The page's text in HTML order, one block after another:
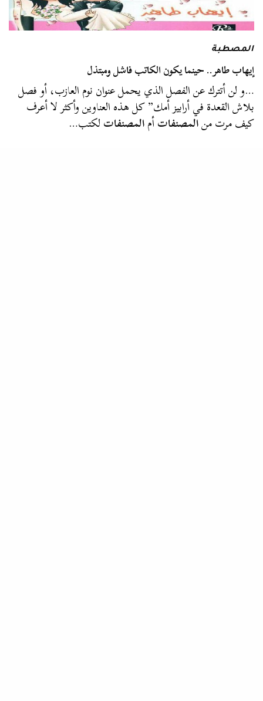
المصطبة
إيهاب طاهر.. حينما يكون الكاتب فاشل ومبتذل
…و لن أتترك عن الفصل الذي يحمل عنوان نوم العازب، أو فصل
بلاش القعدة في أرابيز أمك” كل هذه العناوين وأكثر لا أعرف
كيف مرت منالمصنفاتأمالمصنفاتلكتب…